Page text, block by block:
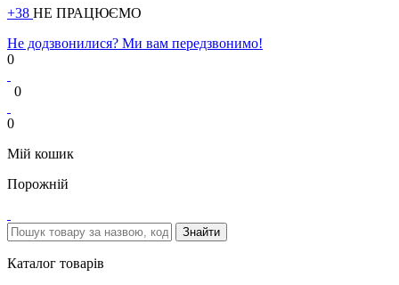
+38 НЕ ПРАЦЮЄМО
Не додзвонилися? Ми вам передзвонимо!
0
0
0
Мій кошик
Порожній
Каталог товарів